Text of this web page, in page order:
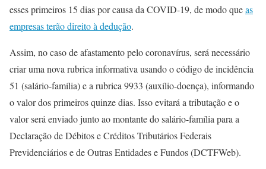
esses primeiros 15 dias por causa da COVID-19, de modo queas
empresas terão direito à dedução.
Assim, no caso de afastamento pelo coronavírus, será necessário
criar uma nova rubrica informativa usando o código de incidência
51 (salário-família) e a rubrica 9933 (auxílio-doença), informando
o valor dos primeiros quinze dias. Isso evitará a tributação e o
valor será enviado junto ao montante do salário-família para a
Declaração de Débitos e Créditos Tributários Federais
Previdenciários e de Outras Entidades e Fundos (DCTFWeb).